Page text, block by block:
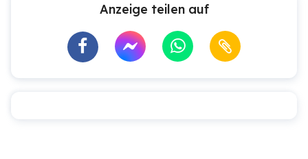
Anzeige teilen auf